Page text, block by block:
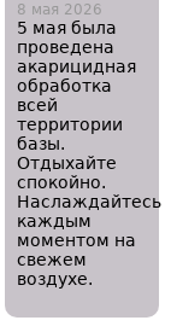
8 мая 2026
5 мая была
проведена
акарицидная
обработка
всей
территории
базы.
Отдыхайте
спокойно.
Наслаждайтесь
каждым
моментом на
свежем
воздухе.